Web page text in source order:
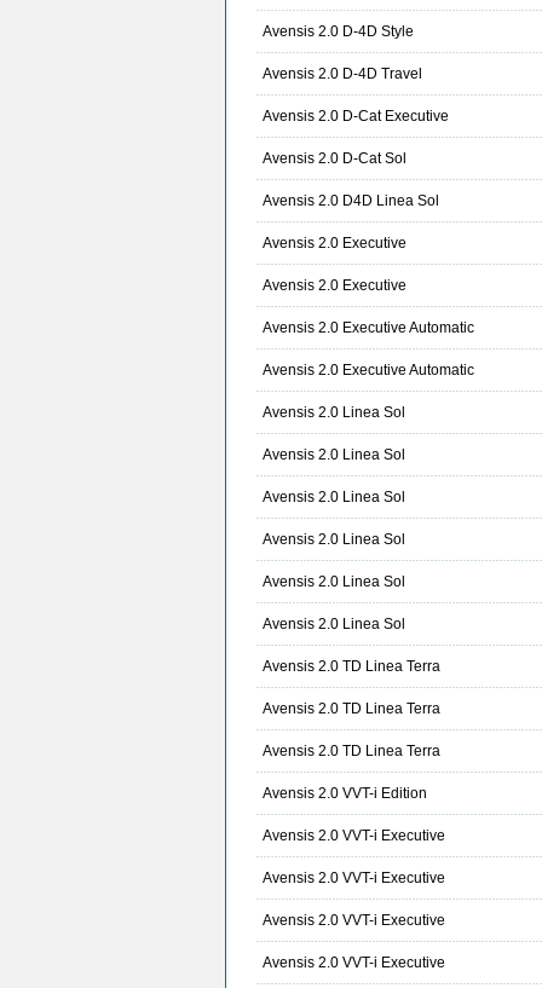
Avensis 2.0 D-4D Style
Avensis 2.0 D-4D Travel
Avensis 2.0 D-Cat Executive
Avensis 2.0 D-Cat Sol
Avensis 2.0 D4D Linea Sol
Avensis 2.0 Executive
Avensis 2.0 Executive
Avensis 2.0 Executive Automatic
Avensis 2.0 Executive Automatic
Avensis 2.0 Linea Sol
Avensis 2.0 Linea Sol
Avensis 2.0 Linea Sol
Avensis 2.0 Linea Sol
Avensis 2.0 Linea Sol
Avensis 2.0 Linea Sol
Avensis 2.0 TD Linea Terra
Avensis 2.0 TD Linea Terra
Avensis 2.0 TD Linea Terra
Avensis 2.0 VVT-i Edition
Avensis 2.0 VVT-i Executive
Avensis 2.0 VVT-i Executive
Avensis 2.0 VVT-i Executive
Avensis 2.0 VVT-i Executive